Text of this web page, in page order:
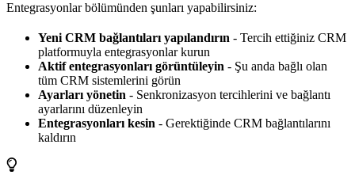
Entegrasyonlar bölümünden şunları yapabilirsiniz:
Yeni CRM bağlantıları yapılandırın - Tercih ettiğiniz CRM
platformuyla entegrasyonlar kurun
Aktif entegrasyonları görüntüleyin - Şu anda bağlı olan
tüm CRM sistemlerini görün
Ayarları yönetin - Senkronizasyon tercihlerini ve bağlantı
ayarlarını düzenleyin
Entegrasyonları kesin - Gerektiğinde CRM bağlantılarını
kaldırın